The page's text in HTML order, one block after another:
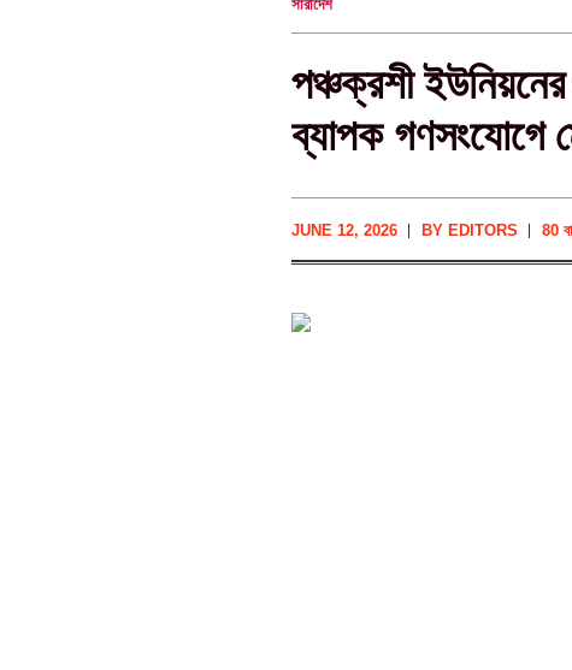
সারাদেশ
পঞ্চক্রশী
ব্যাপক গণসংযোগে
JUNE 12, 2026 BY EDITORS 80